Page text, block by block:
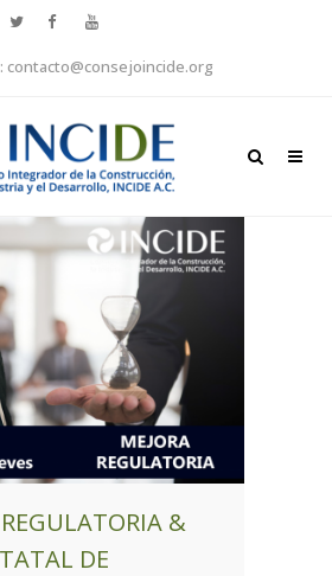
contacto@consejoincide.org
&
DE